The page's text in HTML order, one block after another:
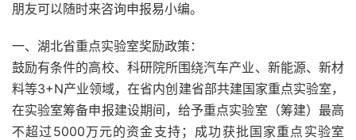
朋友可以随时来咨询申报易小编。
一、湖北省重点实验室奖励政策：
鼓励有条件的高校、科研院所围绕汽车产业、新能源、新材
料等3+N产业领域，在省内创建省部共建国家重点实验室，
在实验室筹备申报建设期间，给予重点实验室（筹建）最高
不超过5000万元的资金支持；成功获批国家重点实验室